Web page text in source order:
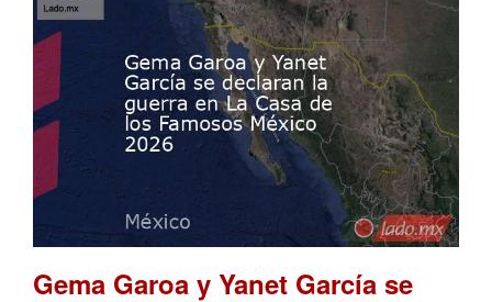
Gema Garoa y Yanet García se